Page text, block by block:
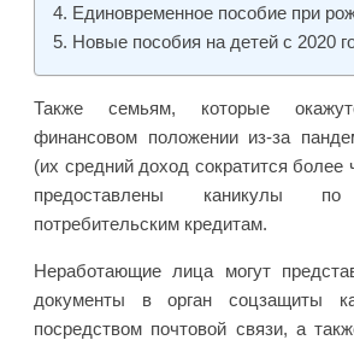
Единовременное пособие при
Новые пособия на детей с 2020
Также семьям, которые
финансовом положении из-за
(их средний доход сократится более
предоставлены каникулы
потребительским кредитам.
Неработающие лица могут
документы в орган соцзащиты
посредством почтовой связи, а